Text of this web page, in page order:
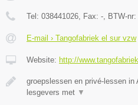
Tel: 038441026, Fax: -, BTW-nr:
E-mail › Tangofabriek el sur vzw
Website: http://
groepslessen en privé-lessen in
lesgevers met ▼